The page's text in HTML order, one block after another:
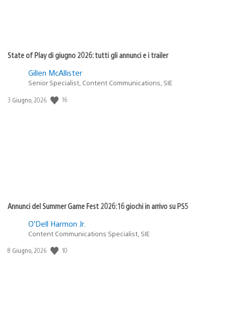
State of Play di giugno 2026: tutti gli annunci e i trailer
Gillen McAllister
Senior Specialist, Content Communications, SIE
Data
3 Giugno, 2026 16
Annunci del Summer Game Fest 2026: 16 giochi in arrivo su PS5
O’Dell Harmon Jr.
Content Communications Specialist, SIE
Data
8 Giugno, 2026 10